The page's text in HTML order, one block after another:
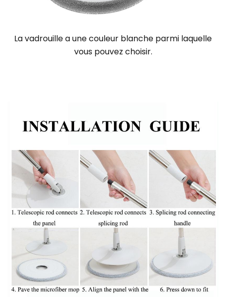
La vadrouille a une couleur blanche parmi laquelle
vous pouvez choisir.